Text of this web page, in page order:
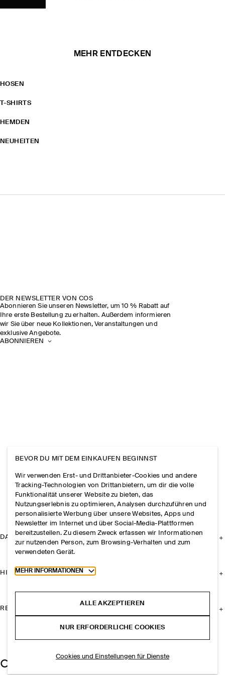
MEHR ENTDECKEN
HOSEN
T-SHIRTS
HEMDEN
NEUHEITEN
DER NEWSLETTER VON COS
Abonnieren Sie unseren Newsletter, um 10 % Rabatt auf
Ihre erste Bestellung zu erhalten. Außerdem informieren
wir Sie über neue Kollektionen, Veranstaltungen und
exklusive Angebote.
ABONNIEREN
DAS UNTERNEHMEN
HILFE
RECHTLICHES
BEVOR DU MIT DEM EINKAUFEN BEGINNST
Wir verwenden Erst- und Drittanbieter-Cookies und andere
Tracking-Technologien von Drittanbietern, um dir die volle
Funktionalität unserer Website zu bieten, das
Nutzungserlebnis zu optimieren, Analysen durchzuführen und
personalisierte Werbung über unsere Websites, Apps und
Newsletter im Internet und über Social-Media-Plattformen
bereitzustellen. Zu diesem Zweck erfassen wir Informationen
zur nutzenden Person, zum Browsing-Verhalten und zum
verwendeten Gerät.
Toggle more cookie information
MEHR INFORMATIONEN
ALLE AKZEPTIEREN
NUR ERFORDERLICHE COOKIES
Cookies und Einstellungen für Dienste